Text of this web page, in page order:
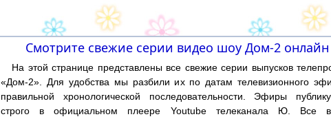
Смотрите свежие серии видео шоу Дом-2 онлайн
На этой странице представлены все свежие серии выпусков
«Дом-2». Для удобства мы разбили их по датам телевизионного
правильной хронологической последовательности. Эфиры
строго в официальном плеере Youtube телеканала Ю. Все